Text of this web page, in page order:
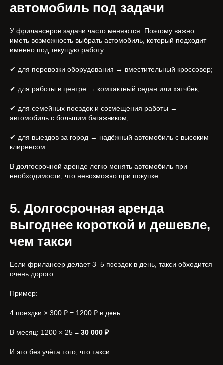
автомобиль под задачи
У фрилансеров задачи часто меняются. Поэтому важно
иметь возможность выбрать автомобиль, который подходит
именно под текущую работу:
✔ для перевозки оборудования → вместительный кроссовер;
✔ для работы в центре → компактный седан или хэтчбек;
✔ для семейных поездок и совмещения работы →
автомобиль с большим багажником;
✔ для выездов за город → надёжный автомобиль с высоким
клиренсом.
В долгосрочной аренде легко менять автомобиль при
необходимости, что невозможно при покупке.
5. Долгосрочная аренда
выгоднее короткой и дешевле,
чем такси
Если фрилансер делает 3–5 поездок в день, такси обходится
очень дорого.
Пример:
4 поездки × 300 ₽ = 1200 ₽ в день
В месяц: 1200 × 25 = 30 000 ₽
И это без учёта того, что такси: